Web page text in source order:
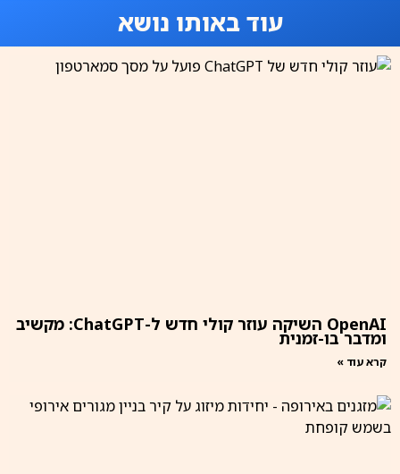
עוד באותו נושא
OpenAI השיקה עוזר קולי חדש ל-ChatGPT: מקשיב
ומדבר בו-זמנית
קרא עוד »